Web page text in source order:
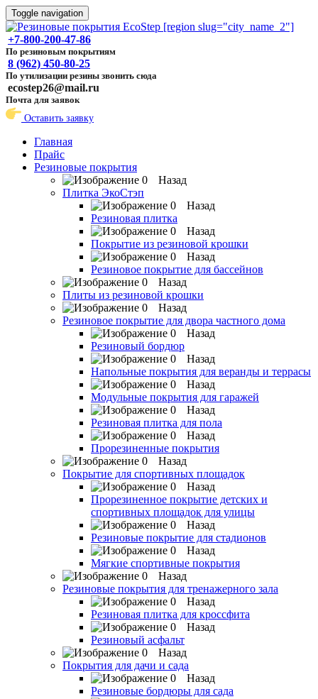
Toggle navigation
+7-800-200-47-86
По резиновым покрытиям
8 (962) 450-80-25
По утилизации резины звонить сюда
ecostep26@mail.ru
Почта для заявок
Оставить заявку
Главная
Прайс
Резиновые покрытия
Назад
Плитка ЭкоСтэп
Назад
Резиновая плитка
Назад
Покрытие из резиновой крошки
Назад
Резиновое покрытие для бассейнов
Назад
Плиты из резиновой крошки
Назад
Резиновое покрытие для двора частного дома
Назад
Резиновый бордюр
Назад
Напольные покрытия для веранды и террасы
Назад
Модульные покрытия для гаражей
Назад
Резиновая плитка для пола
Назад
Прорезиненные покрытия
Назад
Покрытие для спортивных площадок
Назад
Прорезиненное покрытие детских и
спортивных площадок для улицы
Назад
Резиновые покрытие для стадионов
Назад
Мягкие спортивные покрытия
Назад
Резиновые покрытия для тренажерного зала
Назад
Резиновая плитка для кроссфита
Назад
Резиновый асфальт
Назад
Покрытия для дачи и сада
Назад
Резиновые бордюры для сада